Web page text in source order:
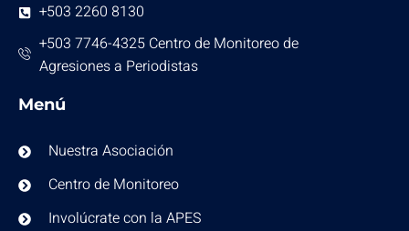
+503 2260 8130
+503 7746-4325 Centro de Monitoreo de
Agresiones a Periodistas
Menú
Nuestra Asociación
Centro de Monitoreo
Involúcrate con la APES